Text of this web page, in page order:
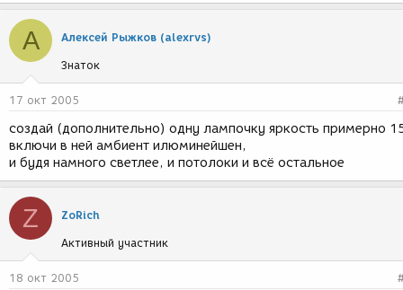
А Алексей Рыжков (alexrvs)
Знаток
17 окт 2005
создай (дополнительно) одну лампочку яркость примерно
включи в ней амбиент илюминейшен,
и будя намного светлее, и потолоки и всё остальное
Z ZoRich
Активный участник
18 окт 2005